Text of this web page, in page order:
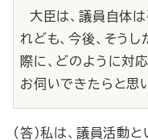
大臣は、議員自体
れども、今後、そう
際に、どのように対
お伺いできたらと思
（答）私は、議員活動